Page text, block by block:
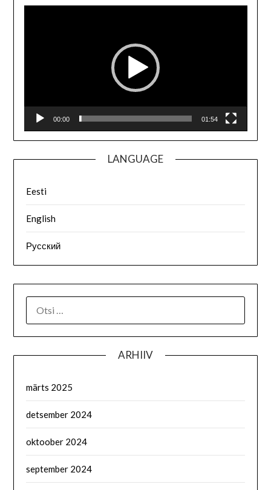
00:00 01:54
LANGUAGE
Eesti
English
Русский
ARHIIV
märts 2025
detsember 2024
oktoober 2024
september 2024